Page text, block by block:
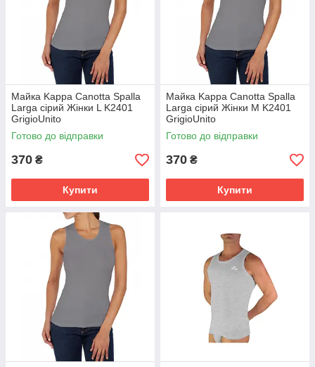
Майка Kappa Canotta Spalla
Larga сірий Жінки L K2401
GrigioUnito
Готово до відправки
370 ₴
Купити
Майка Kappa Canotta Spalla
Larga сірий Жінки M K2401
GrigioUnito
Готово до відправки
370 ₴
Купити